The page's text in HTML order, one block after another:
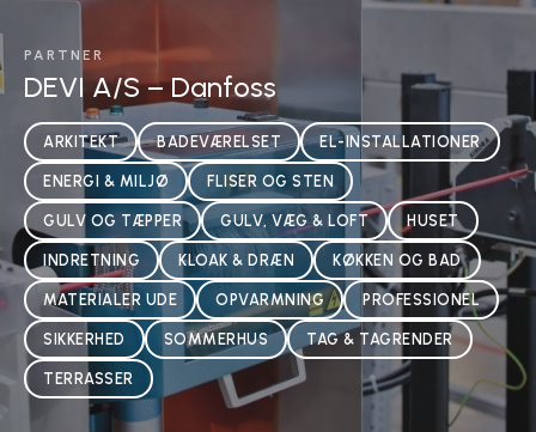
PARTNER
DEVI A/S – Danfoss
ARKITEKT BADEVÆRELSET EL-INSTALLATIONER
ENERGI & MILJØ FLISER OG STEN
GULV OG TÆPPER GULV, VÆG & LOFT HUSET
INDRETNING KLOAK & DRÆN KØKKEN OG BAD
MATERIALER UDE OPVARMNING PROFESSIONEL
SIKKERHED SOMMERHUS TAG & TAGRENDER
TERRASSER